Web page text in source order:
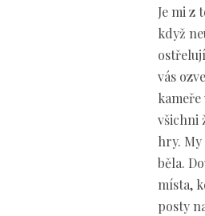
Je mi z
když
vás
všichni
hry. My
běla.
místa,
posty